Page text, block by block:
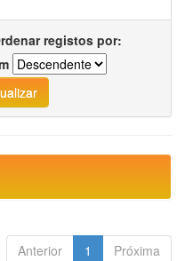
registos por:
Anterior 1 Próxima